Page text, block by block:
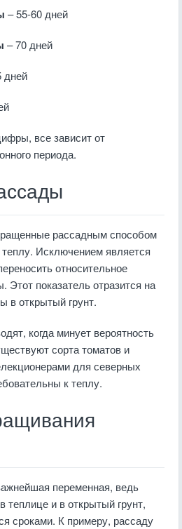
– 55-60 дней
– 70 дней
дней
все зависит от
периода.
рассадным способом
Исключением является
относительное
Этот показатель отразится на
в открытый грунт.
когда минует вероятность
сорта томатов и
для северных
к теплу.
переменная, ведь
теплице и в открытый грунт,
сроками. К примеру, рассаду